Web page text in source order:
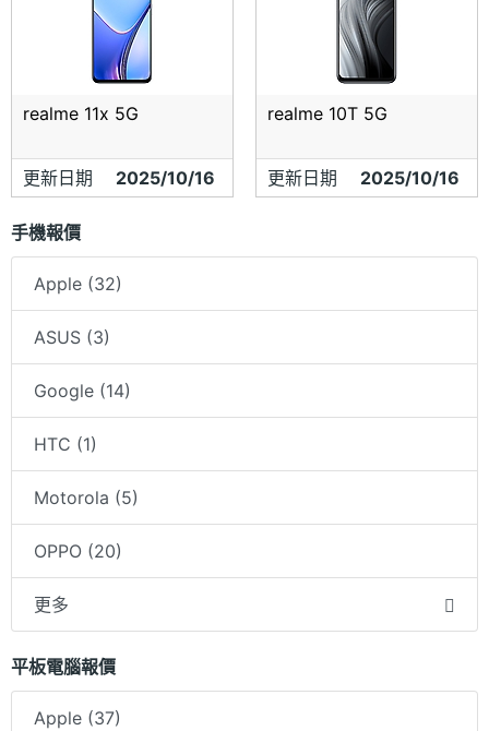
realme 11x 5G
更新日期 2025/10/16
realme 10T 5G
更新日期 2025/10/16
手機報價
Apple (32)
ASUS (3)
Google (14)
HTC (1)
Motorola (5)
OPPO (20)
更多
平板電腦報價
Apple (37)